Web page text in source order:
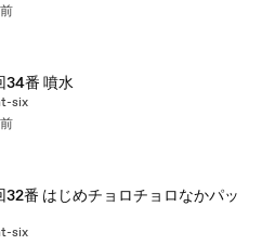
34番 噴水
six
32番 はじめチョロチョロなかパッ
six